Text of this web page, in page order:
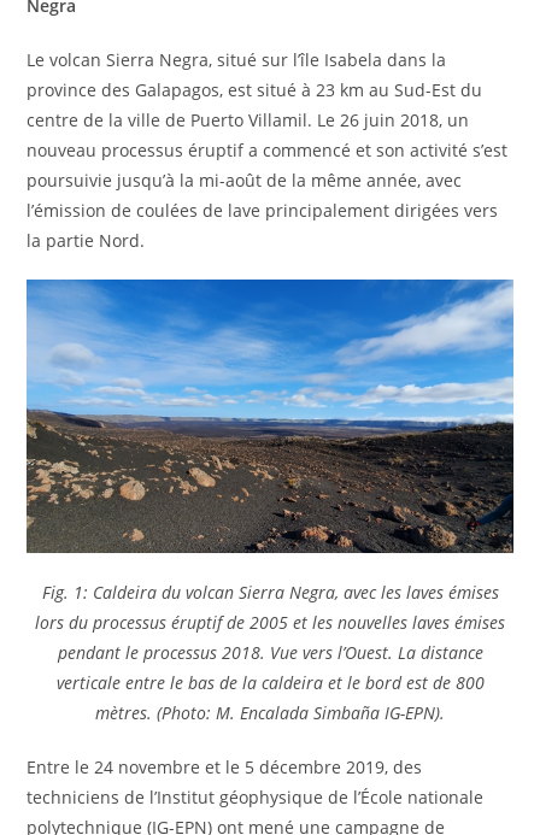
Negra
Le volcan Sierra Negra, situé sur l’île Isabela dans la
province des Galapagos, est situé à 23 km au Sud-Est du
centre de la ville de Puerto Villamil. Le 26 juin 2018, un
nouveau processus éruptif a commencé et son activité s’est
poursuivie jusqu’à la mi-août de la même année, avec
l’émission de coulées de lave principalement dirigées vers
la partie Nord.
Fig. 1: Caldeira du volcan Sierra Negra, avec les laves émises
lors du processus éruptif de 2005 et les nouvelles laves émises
pendant le processus 2018. Vue vers l’Ouest. La distance
verticale entre le bas de la caldeira et le bord est de 800
mètres. (Photo: M. Encalada Simbaña IG-EPN).
Entre le 24 novembre et le 5 décembre 2019, des
techniciens de l’Institut géophysique de l’École nationale
polytechnique (IG-EPN) ont mené une campagne de